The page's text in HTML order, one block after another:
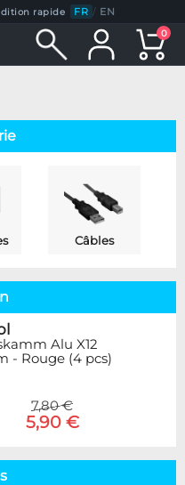
rapide FR / EN
0
Câbles
Alu X12
- Rouge (4 pcs)
7,80 €
5,90 €